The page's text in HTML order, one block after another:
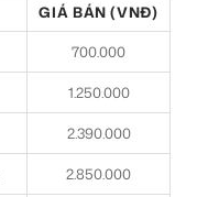
GIÁ BÁN (VNĐ)
700.000
1.250.000
2.390.000
2.850.000